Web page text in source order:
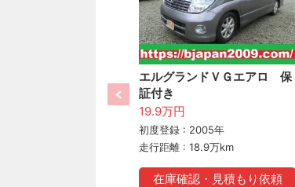
エルグランドＶＧエアロ 保
証付き
19.9万円
初度登録 : 2005年
走行距離 : 18.9万km
在庫確認・見積もり依頼